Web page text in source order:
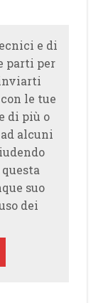
e di
parti per
le tue
di più o
alcuni
suo
dei